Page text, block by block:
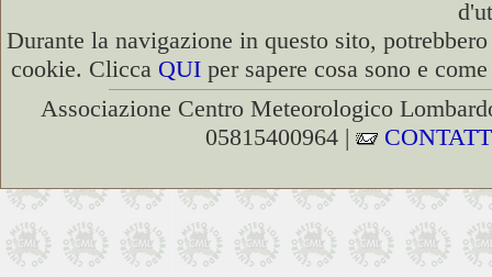
Durante la navigazione in questo sito,
cookie. Clicca QUI per sapere cosa sono e
Associazione Centro Meteorologico
05815400964 |